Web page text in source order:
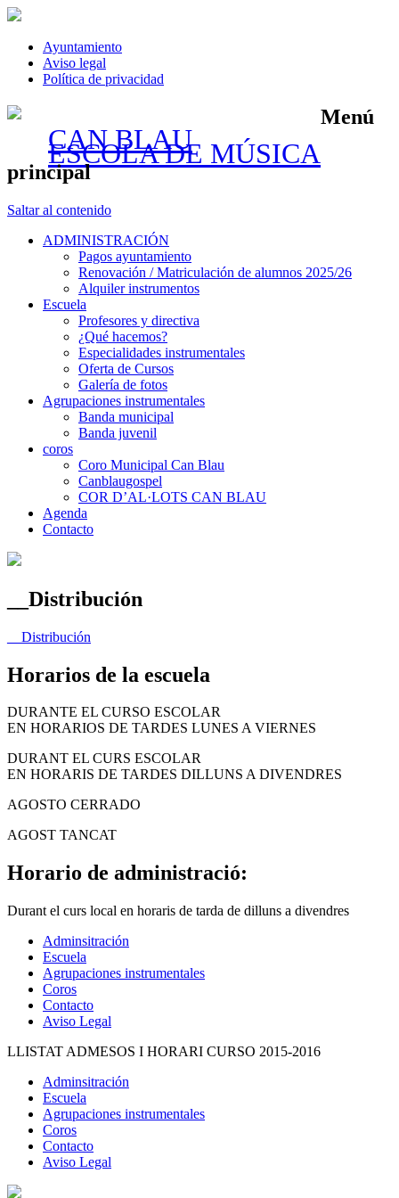
Ayuntamiento
Aviso legal
Política de privacidad
CAN BLAU
ESCOLA DE MÚSICA
Menú
principal
Saltar al contenido
ADMINISTRACIÓN
Pagos ayuntamiento
Renovación / Matriculación de alumnos 2025/26
Alquiler instrumentos
Escuela
Profesores y directiva
¿Qué hacemos?
Especialidades instrumentales
Oferta de Cursos
Galería de fotos
Agrupaciones instrumentales
Banda municipal
Banda juvenil
coros
Coro Municipal Can Blau
Canblaugospel
COR D’AL·LOTS CAN BLAU
Agenda
Contacto
__Distribución
__Distribución
Horarios de la escuela
DURANTE EL CURSO ESCOLAR
EN HORARIOS DE TARDES LUNES A VIERNES
DURANT EL CURS ESCOLAR
EN HORARIS DE TARDES DILLUNS A DIVENDRES
AGOSTO CERRADO
AGOST TANCAT
Horario de administració:
Durant el curs local en horaris de tarda de dilluns a divendres
Adminsitración
Escuela
Agrupaciones instrumentales
Coros
Contacto
Aviso Legal
LLISTAT ADMESOS I HORARI CURSO 2015-2016
Adminsitración
Escuela
Agrupaciones instrumentales
Coros
Contacto
Aviso Legal